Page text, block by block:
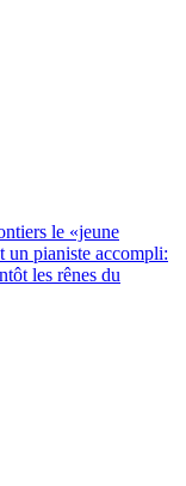
le «jeune
un pianiste accompli:
les rênes du